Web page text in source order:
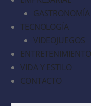
GASTRONOMÍA
TECNOLOGÍA
VIDEOJUEGOS
ENTRETENIMIENTO
VIDA Y ESTILO
CONTACTO